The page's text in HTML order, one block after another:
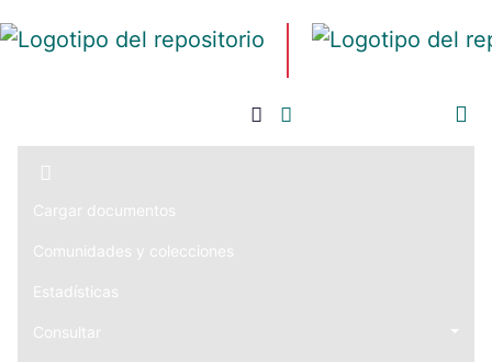
Cargar documentos
Comunidades y colecciones
Estadísticas
Consultar